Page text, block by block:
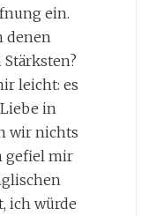
ein.
denen
leicht: es
in
wir nichts
gefiel mir
ich würde